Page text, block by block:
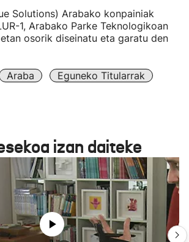
Solutions) Arabako konpainiak
1, Arabako Parke Teknologikoan
osorik diseinatu eta garatu den
Araba
Eguneko Titularrak
izan daiteke